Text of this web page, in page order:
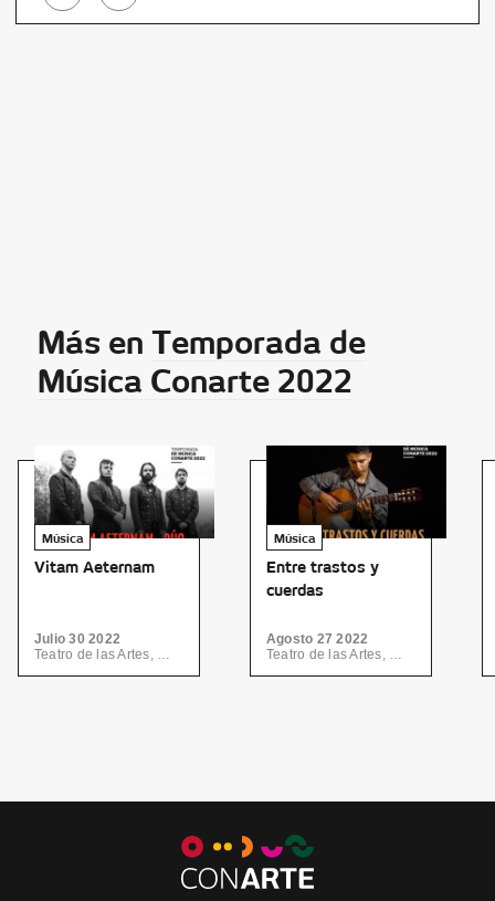
Más en Temporada de
Música Conarte 2022
Música
Vitam Aeternam
Julio 30 2022
Teatro de las Artes, Centro de las Artes | CONARTE
Música
Entre trastos y
cuerdas
Agosto 27 2022
Teatro de las Artes, Centro de las Artes | CONARTE